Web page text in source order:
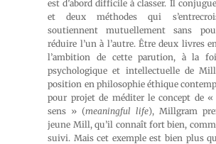
est d’abord difficile à classer. Il
et deux méthodes qui
soutiennent mutuellement sans
réduire l’un à l’autre. Être deux livres
l’ambition de cette parution, à la
psychologique et intellectuelle de
position en philosophie éthique
pour projet de méditer le concept de «
sens » (meaningful life), Millgram
jeune Mill, qu’il connaît fort bien,
suivi. Mais cet exemple est bien plus